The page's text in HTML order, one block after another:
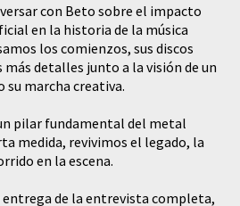
con Beto sobre el impacto
en la historia de la música
los comienzos, sus discos
detalles junto a la visión de un
su marcha creativa.
pilar fundamental del metal
medida, revivimos el legado, la
en la escena.
de la entrevista completa,